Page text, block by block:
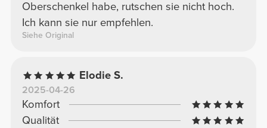
Oberschenkel habe, rutschen sie nicht hoch.
Ich kann sie nur empfehlen.
Siehe Original
Elodie S.
2025-04-26
Komfort
Qualität